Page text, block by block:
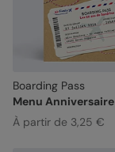
Boarding Pass
Menu Anniversaire
À partir de 3,25 €